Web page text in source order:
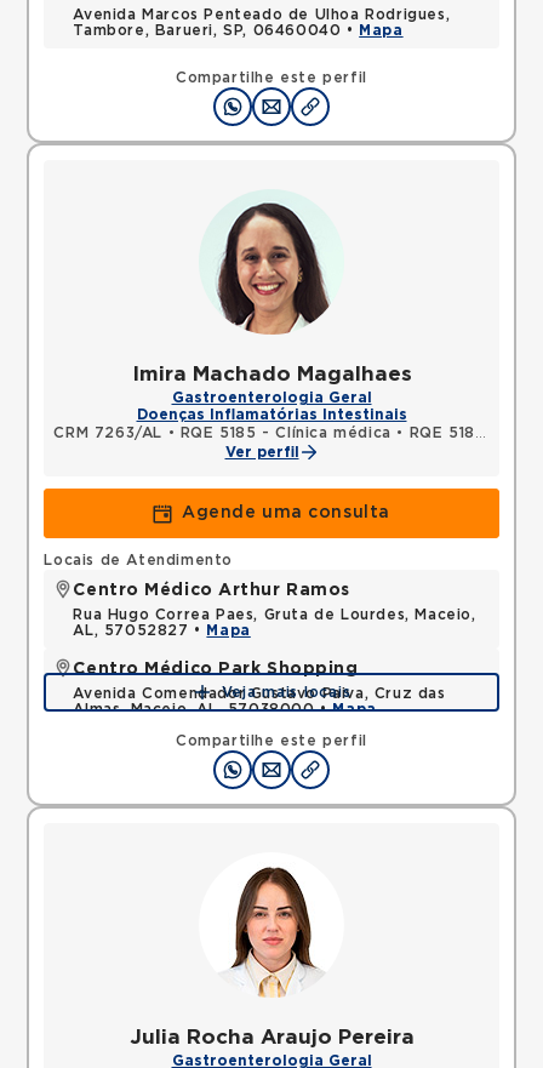
Compartilhe este perfil
Avenida Marcos Penteado de Ulhoa Rodrigues,
Tambore, Barueri, SP, 06460040 •
Mapa
Imira Machado Magalhaes
Gastroenterologia Geral
Doenças Inflamatórias Intestinais
CRM 7263/AL • RQE 5185 - Clínica médica •
RQE 5186 - Gastroenterologia
Ver perfil
Agende uma consulta
Compartilhe este perfil
Locais de Atendimento
Centro Médico Arthur Ramos
Rua Hugo Correa Paes, Gruta de Lourdes, Maceio,
AL, 57052827 •
Mapa
Centro Médico Park Shopping
Avenida Comendador Gustavo Paiva, Cruz das
Almas, Maceio, AL, 57038000 •Mapa
Veja mais locais
Julia Rocha Araujo Pereira
Gastroenterologia Geral